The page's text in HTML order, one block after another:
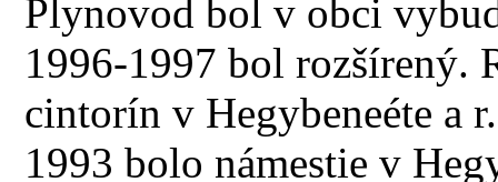
Plynovod bol v obci
1996-1997 bol rozšírený.
cintorín v Hegybeneéte a
1993 bolo námestie v